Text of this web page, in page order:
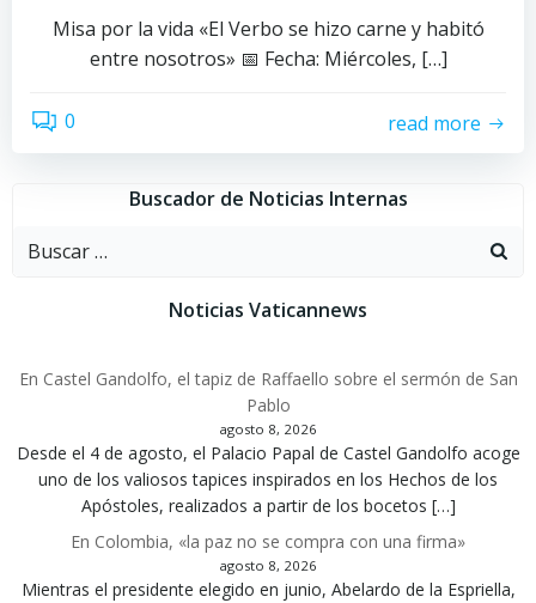
Misa por la vida «El Verbo se hizo carne y habitó
entre nosotros» 📅 Fecha: Miércoles, […]
0 read more
Buscador de Noticias Internas
Buscar:
Noticias Vaticannews
En Castel Gandolfo, el tapiz de Raffaello sobre el sermón de San
Pablo
agosto 8, 2026
Desde el 4 de agosto, el Palacio Papal de Castel Gandolfo acoge
uno de los valiosos tapices inspirados en los Hechos de los
Apóstoles, realizados a partir de los bocetos […]
En Colombia, «la paz no se compra con una firma»
agosto 8, 2026
Mientras el presidente elegido en junio, Abelardo de la Espriella,